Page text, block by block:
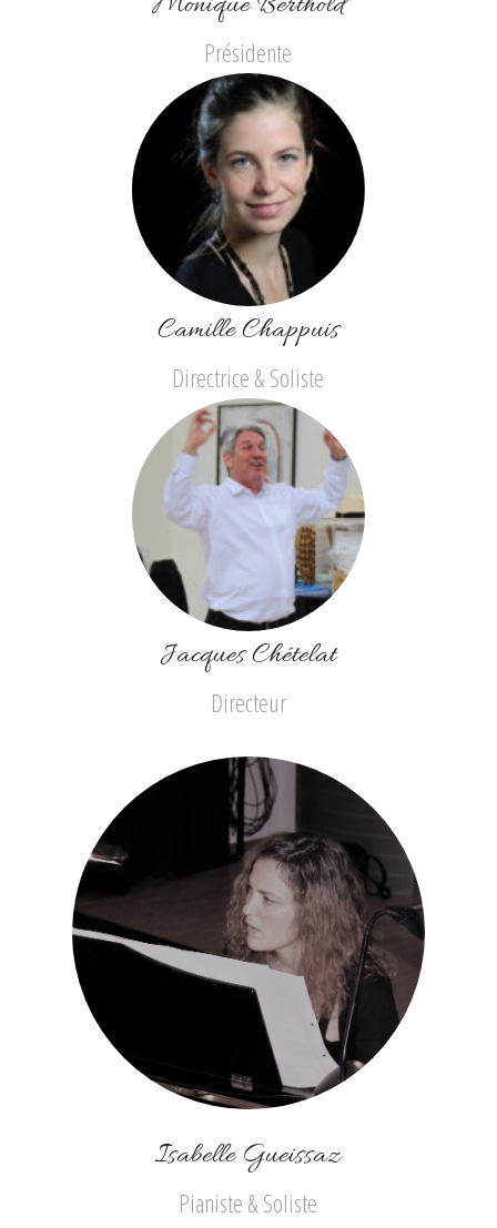
Présidente
Camille Chappuis
Directrice & Soliste
Jacques Chételat
Directeur
Isabelle Gueissaz
Pianiste & Soliste